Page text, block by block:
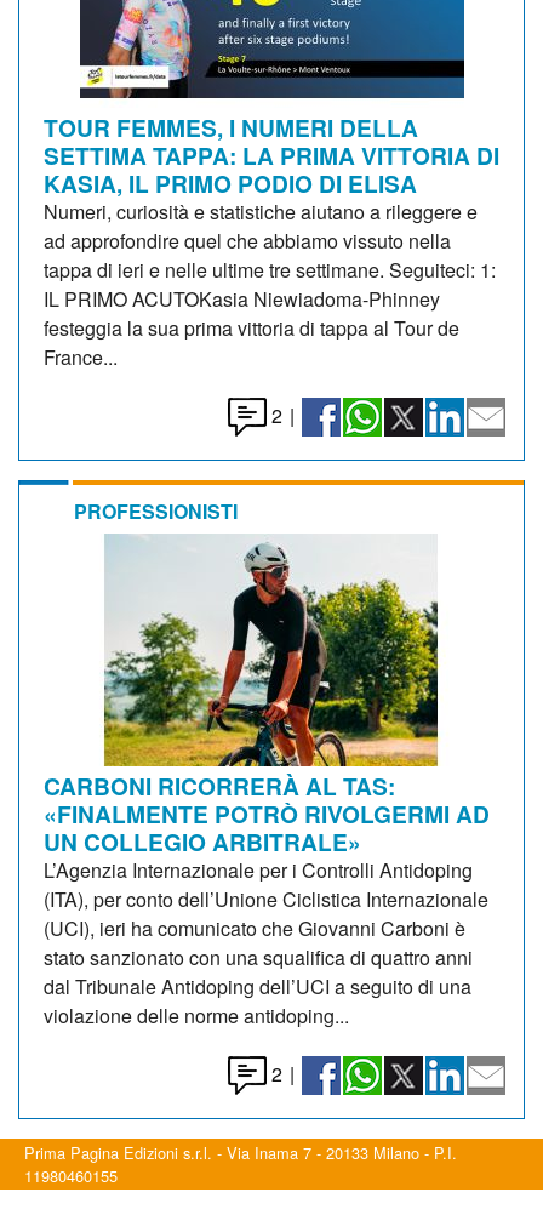
TOUR FEMMES, I NUMERI DELLA
SETTIMA TAPPA: LA PRIMA VITTORIA DI
KASIA, IL PRIMO PODIO DI ELISA
Numeri, curiosità e statistiche aiutano a rileggere e
ad approfondire quel che abbiamo vissuto nella
tappa di ieri e nelle ultime tre settimane. Seguiteci: 1:
IL PRIMO ACUTOKasia Niewiadoma-Phinney
festeggia la sua prima vittoria di tappa al Tour de
France...
2 |
PROFESSIONISTI
CARBONI RICORRERÀ AL TAS:
«FINALMENTE POTRÒ RIVOLGERMI AD
UN COLLEGIO ARBITRALE»
L’Agenzia Internazionale per i Controlli Antidoping
(ITA), per conto dell’Unione Ciclistica Internazionale
(UCI), ieri ha comunicato che Giovanni Carboni è
stato sanzionato con una squalifica di quattro anni
dal Tribunale Antidoping dell’UCI a seguito di una
violazione delle norme antidoping...
2 |
Prima Pagina Edizioni s.r.l. - Via Inama 7 - 20133 Milano - P.I.
11980460155